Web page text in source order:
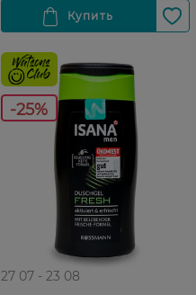
-25%
27 07 - 23 08